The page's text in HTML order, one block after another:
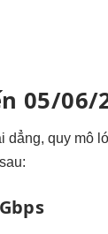
05/06/
quy mô